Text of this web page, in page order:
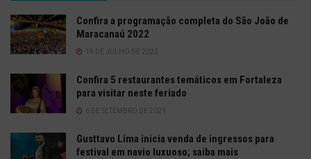
Confira a programação completa do São João de
Maracanaú 2022
19 DE JULHO DE 2022
Confira 5 restaurantes temáticos em Fortaleza
para visitar neste feriado
6 DE SETEMBRO DE 2021
Gusttavo Lima inicia venda de ingressos para
festival em navio luxuoso; saiba mais